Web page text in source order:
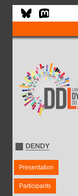
DENDY
Presentation
Participants